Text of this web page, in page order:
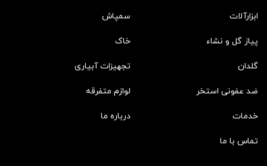
ابزارآلات سمپاش
پیاز گل و نشاء خاک
گلدان تجهیزات آبیاری
ضد عفونی استخر لوازم متفرقه
خدمات درباره ما
تماس با ما